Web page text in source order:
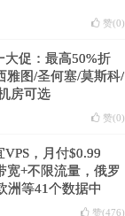
赞(0)
大促：最高50%折
雅图/圣何塞/莫斯科/
房可选
赞(0)
VPS，月付$0.99
宽+不限流量，俄罗
洲等41个数据中
赞(476)